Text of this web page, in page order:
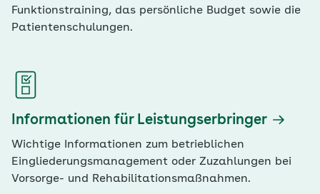
Funktionstraining, das persönliche Budget sowie die
Patientenschulungen.
Informationen für Leistungserbringer
Wichtige Informationen zum betrieblichen
Eingliederungsmanagement oder Zuzahlungen bei
Vorsorge- und Rehabilitationsmaßnahmen.